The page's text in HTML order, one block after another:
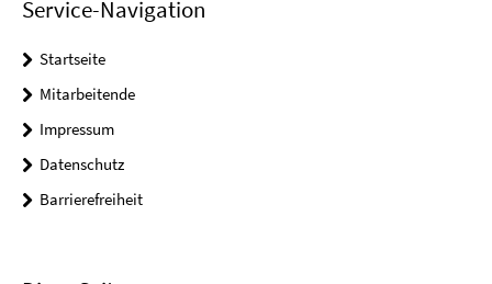
Service-Navigation
Startseite
Mitarbeitende
Impressum
Datenschutz
Barrierefreiheit